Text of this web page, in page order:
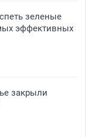
зеленые
эффективных
закрыли